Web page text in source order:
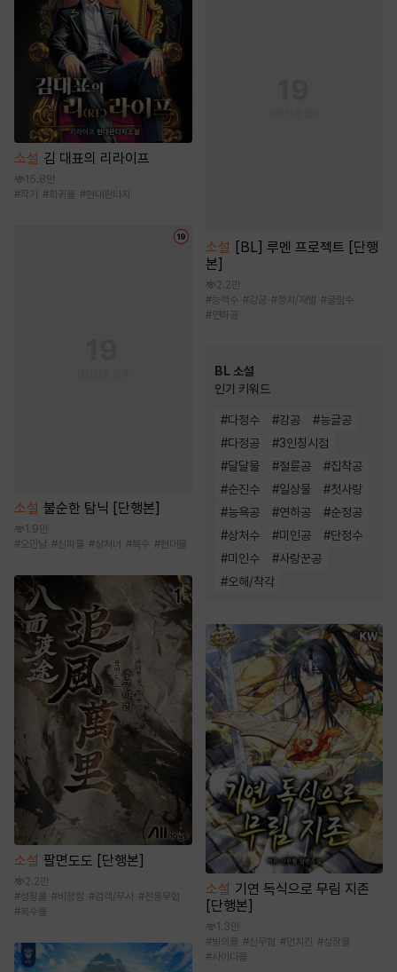
소설 김 대표의 리라이프
15.8만
#작가 #회귀물 #현대판타지
소설 불순한 탐닉 [단행본]
1.9만
#오만남 #신파물 #상처녀 #복수 #현대물
소설 팔면도도 [단행본]
2.2만
#성장물 #비장함 #검객/무사 #전통무협
#복수물
소설 [BL] 루멘 프로젝트 [단행
본]
2.2만
#능력수 #강공 #정치/재벌 #굴림수
#연하공
BL 소설
인기 키워드
#다정수 #강공 #능글공
#다정공 #3인칭시점
#달달물 #절륜공 #집착공
#순진수 #일상물 #첫사랑
#능욕공 #연하공 #순정공
#상처수 #미인공 #단정수
#미인수 #사랑꾼공
#오해/착각
소설 기연 독식으로 무림 지존
[단행본]
1.3만
#빙의물 #신무협 #먼치킨 #성장물
#사이다물